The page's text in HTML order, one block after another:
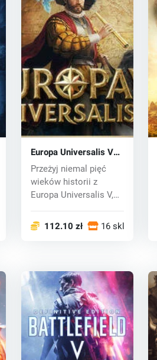
Europa Universalis V
(PC) key
Przeżyj niemal pięć
wieków historii z
Europa Universalis V,
112.10 zł 16 sklepy